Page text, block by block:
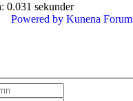
0.031 sekunder
Powered by Kunena Forum